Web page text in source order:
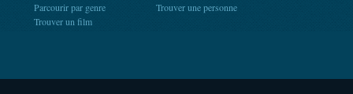
Parcourir par genre
Trouver un film
Trouver une personne